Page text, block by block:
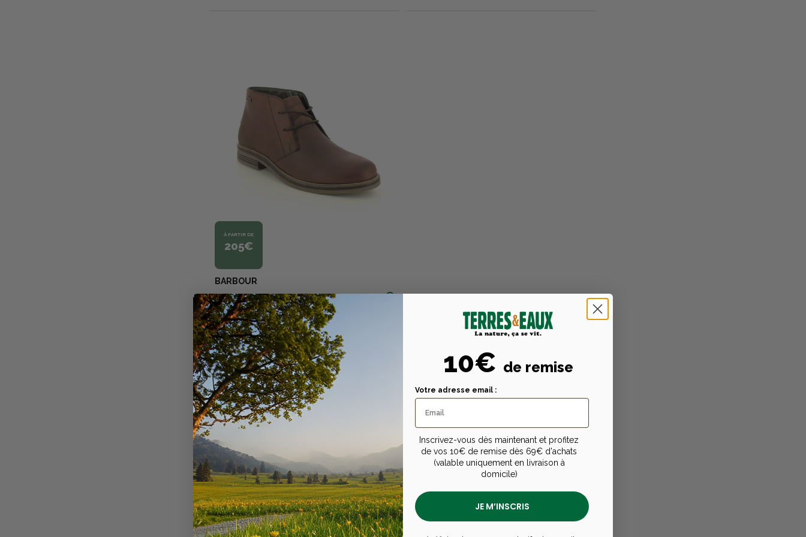
À PARTIR DE
205€
BARBOUR
CHAUSSURES READHEAD TAN
+200pointssur la carte
OFFRE 1 SAC À CHAUSSURES OFFERT
Disponible en livraison
1
Page suivante
Barbour®,ce sont des vestes huilées légendaires, au look unique, mais aussi des
chaussures de qualité conçues en Ecosse, pour les chasseurs, les pêcheurs et les
passionnés de nature.
10€ de remise
Votre adresse email :
Inscrivez-vous dès maintenant et profitez
de vos 10€ de remise dès 69€ d'achats
(valable uniquement en livraison à
domicile)
JE M’INSCRIS